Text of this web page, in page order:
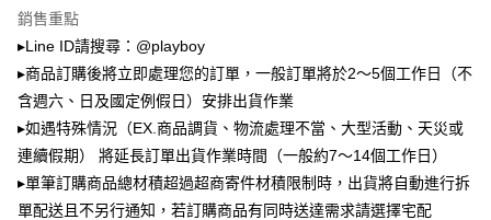
【注意事項】
1.本服務係由「台灣大哥大股份有限公司」（以下簡稱本公司）所提供，讓
用戶於交易時，得透過本服務購買商品或服務，並由商店將買賣／分期付款
買賣價金債權讓與本公司後，依約使用本公司帳單繳交帳款。
2.基於同意付款使用「大哥付你分期」之契約關係目的，商店將以您的個人
資料（包含姓名、電話或地址）提供予台灣大哥大進項蒐集、處理及利用，
由本公司與您本人進行分期帳單所需資料之確認、核對及更正。
3.完整用戶服務條款，請詳閱以下連結：https://oppay.tw/userRule
每筆NT$100，滿NT$900(含以上)免運費
付款後萊爾富取貨
7-11取貨付款
每筆NT$100，滿NT$900(含以上)免運費
付款後7-11取貨
銷售重點
▸Line ID請搜尋：@playboy
▸商品訂購後將立即處理您的訂單，一般訂單將於2～5個工作日（不
含週六、日及國定例假日）安排出貨作業
▸如遇特殊情況（EX.商品調貨、物流處理不當、大型活動、天災或
連續假期） 將延長訂單出貨作業時間（一般約7～14個工作日）
▸單筆訂購商品總材積超過超商寄件材積限制時，出貨將自動進行拆
單配送且不另行通知，若訂購商品有同時送達需求請選擇宅配